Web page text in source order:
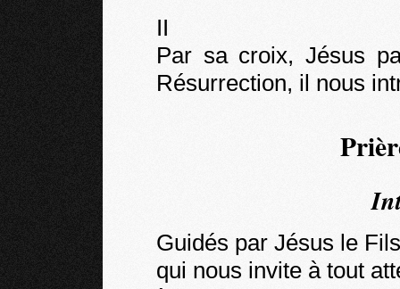
II
Par sa croix, Jésus
Résurrection, il nous
Guidés par Jésus le
qui nous invite à tout